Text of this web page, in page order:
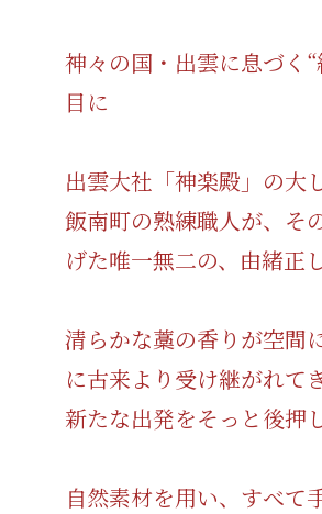
神々の国・出雲に息づく
目に
出雲大社「神楽殿」の大
飯南町の熟練職人が、そ
げた唯一無二の、由緒正
清らかな藁の香りが空間
に古来より受け継がれて
新たな出発をそっと後押
自然素材を用い、すべて